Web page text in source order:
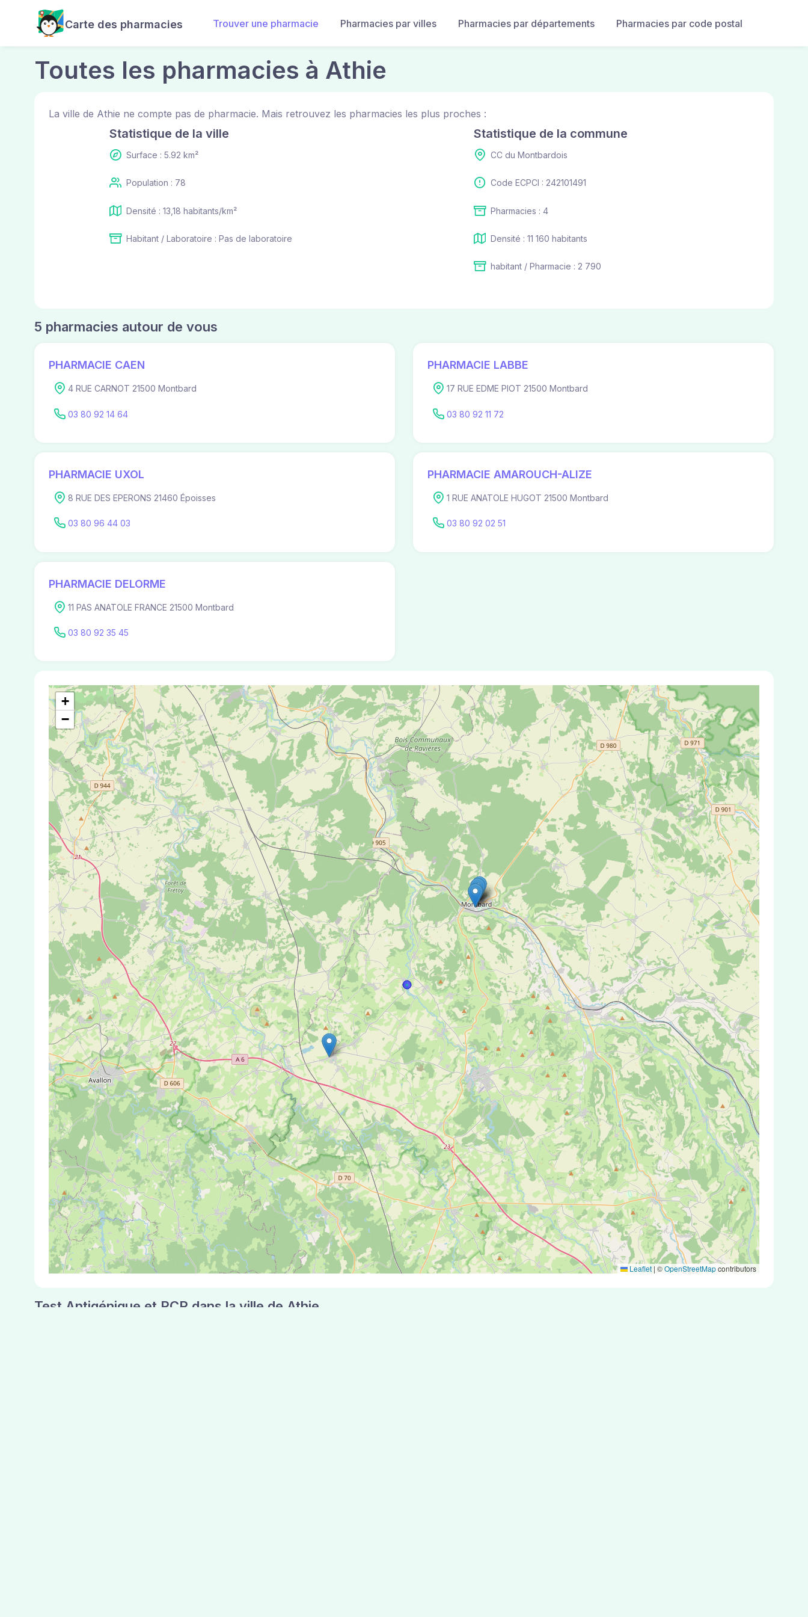
Carte des pharmacies Trouver une pharmacie Pharmacies par villes Pharmacies par départements Pharmacies par code postal
Toutes les pharmacies à Athie
La ville de Athie ne compte pas de pharmacie. Mais retrouvez les pharmacies les plus proches :
Statistique de la ville
Surface : 5.92 km²
Population : 78
Densité : 13,18 habitants/km²
Habitant / Laboratoire : Pas de laboratoire
Statistique de la commune
CC du Montbardois
Code ECPCI : 242101491
Pharmacies : 4
Densité : 11 160 habitants
habitant / Pharmacie : 2 790
5 pharmacies autour de vous
PHARMACIE CAEN
4 RUE CARNOT 21500 Montbard
03 80 92 14 64
PHARMACIE LABBE
17 RUE EDME PIOT 21500 Montbard
03 80 92 11 72
PHARMACIE UXOL
8 RUE DES EPERONS 21460 Époisses
03 80 96 44 03
PHARMACIE AMAROUCH-ALIZE
1 RUE ANATOLE HUGOT 21500 Montbard
03 80 92 02 51
PHARMACIE DELORME
11 PAS ANATOLE FRANCE 21500 Montbard
03 80 92 35 45
+
−
Leaflet | ©OpenStreetMapcontributors
Test Antigénique et PCR dans la ville de Athie